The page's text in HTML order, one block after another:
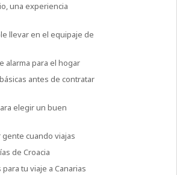
una experiencia
llevar en el equipaje de
alarma para el hogar
antes de contratar
elegir un buen
cuando viajas
de Croacia
tu viaje a Canarias